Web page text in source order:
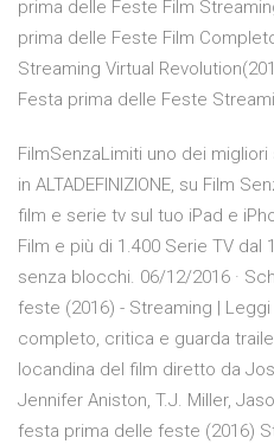
prima delle Feste Film
prima delle Feste Film
Streaming Virtual
Festa prima delle Feste
FilmSenzaLimiti uno dei
in ALTADEFINIZIONE, su Film
film e serie tv sul tuo iPad e
Film e più di 1.400 Serie TV dal
senza blocchi. 06/12/2016 ·
feste (2016) - Streaming |
completo, critica e guarda
locandina del film diretto da
Jennifer Aniston, T.J. Miller,
festa prima delle feste (2016)